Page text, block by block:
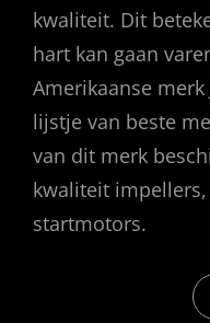
kwaliteit. Dit
hart kan gaan
Amerikaanse
lijstje van beste
van dit merk
kwaliteit
startmotors.